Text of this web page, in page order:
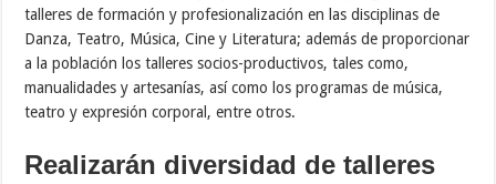
talleres de formación y profesionalización en las disciplinas de
Danza, Teatro, Música, Cine y Literatura; además de proporcionar
a la población los talleres socios-productivos, tales como,
manualidades y artesanías, así como los programas de música,
teatro y expresión corporal, entre otros.
Realizarán diversidad de talleres